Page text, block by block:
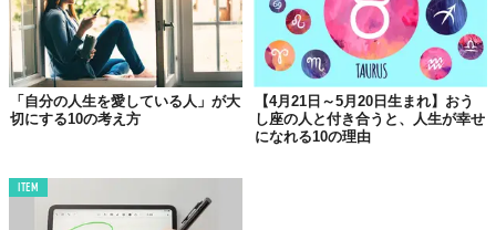
来ていますから、これを放棄したら、もう不幸にはなりようがな
くなるのです。
03.
心の底から自分の
「こうなるぞ！」としっかり意図しているにも関わらず、何で叶
わないんだろう…という経験がある人は多いと思います。うまく
「自分の人生を愛している人」が大
切にする10の考え方
【4月21日～5月20日生まれ】おう
し座の人と付き合うと、人生が幸せ
になれる10の理由
ITEM